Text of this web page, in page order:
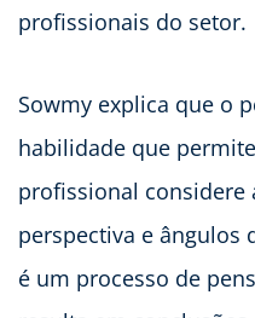
profissionais do setor.
Sowmy explica que o
habilidade que
profissional considere
perspectiva e ângulos
é um processo de